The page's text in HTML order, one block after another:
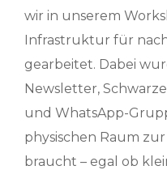
wir in unserem
Infrastruktur für
gearbeitet. Dabei
Newsletter,
und WhatsApp-
physischen Raum
braucht – egal ob